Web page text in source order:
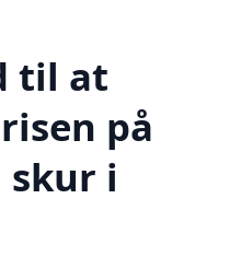
til at
på
i